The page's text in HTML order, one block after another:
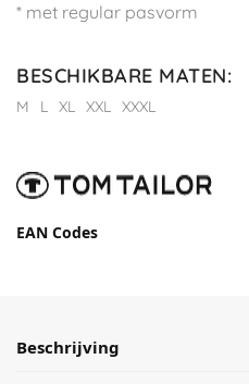
* met regular pasvorm
BESCHIKBARE MATEN:
M L XL XXL XXXL
EAN Codes
Beschrijving